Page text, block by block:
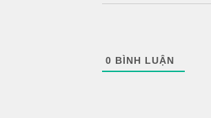
0 BÌNH LUẬN